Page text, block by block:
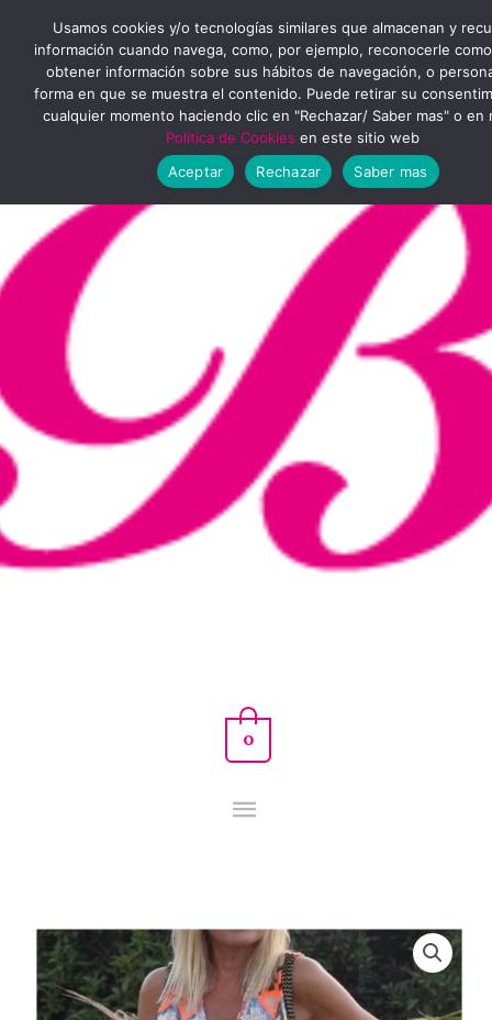
contenido
MENÚ
PRINCIPAL
0
CHALECO
AMOR
cantidad
Usamos cookies y/o tecnologías similares que almacenan y
información cuando navega, como, por ejemplo, reconocerle
obtener información sobre sus hábitos de navegación, o
forma en que se muestra el contenido. Puede retirar su
cualquier momento haciendo clic en "Rechazar/ Saber mas" o en
Política de Cookies en este sitio web
Aceptar
Rechazar Saber mas